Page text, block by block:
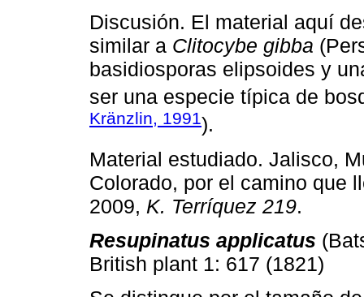
Discusión. El material aquí
similar a Clitocybe gibba
basidiosporas elipsoides y
ser una especie típica de
Kränzlin, 1991).
Material estudiado. Jalisco,
Colorado, por el camino que
2009, K. Terríquez 219.
Resupinatus applicatus
British plant 1: 617 (1821)